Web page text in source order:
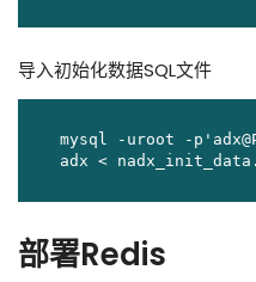
导入初始化数据SQL文件
mysql -uroot -
adx <
部署Redis